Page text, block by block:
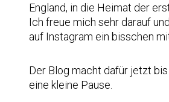
England, in die Heimat der
Ich freue mich sehr darauf
auf Instagram ein bisschen
Der Blog macht dafür jetzt
eine kleine Pause.